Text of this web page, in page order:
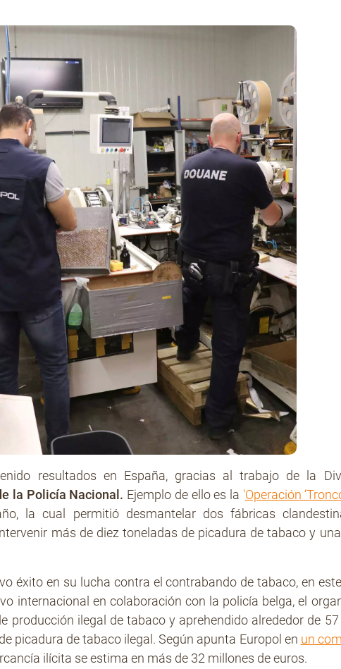
resultados en España, gracias al trabajo de la
la Policía Nacional. Ejemplo de ello es la 'Operación
la cual permitió desmantelar dos fábricas
más de diez toneladas de picadura de tabaco y
éxito en su lucha contra el contrabando de tabaco, en
internacional en colaboración con la policía belga, el
producción ilegal de tabaco y aprehendido alrededor de
picadura de tabaco ilegal. Según apunta Europol en un
ilícita se estima en más de 32 millones de euros.